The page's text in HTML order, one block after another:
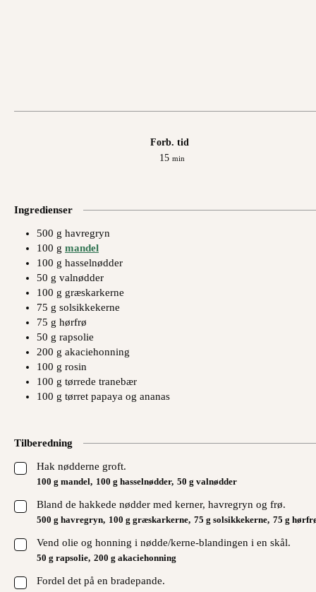
Forb. tid
15minutter
min
Ingredienser
500 g havregryn
100 g mandel
100 g hasselnødder
50 g valnødder
100 g græskarkerne
75 g solsikkekerne
75 g hørfrø
50 g rapsolie
200 g akaciehonning
100 g rosin
100 g tørrede tranebær
100 g tørret papaya og ananas
Tilberedning
▢
Hak nødderne groft.
100 g mandel, 100 g hasselnødder, 50 g valnødder
▢
Bland de hakkede nødder med kerner, havregryn og frø.
500 g havregryn, 100 g græskarkerne, 75 g solsikkekerne, 75 g
▢
Vend olie og honning i nødde/kerne-blandingen i en skål.
50 g rapsolie, 200 g akaciehonning
▢
Fordel det på en bradepande.